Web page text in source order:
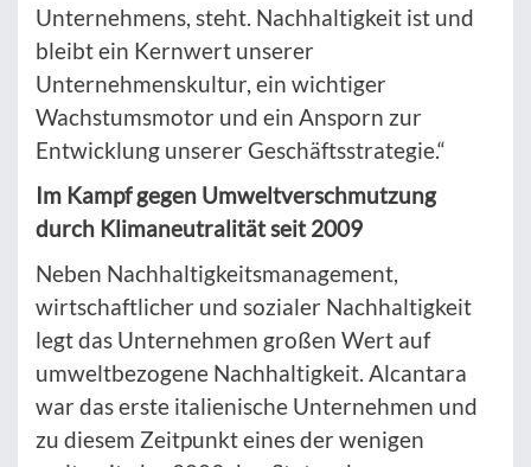
Unternehmens, steht. Nachhaltigkeit ist und
bleibt ein Kernwert unserer
Unternehmenskultur, ein wichtiger
Wachstumsmotor und ein Ansporn zur
Entwicklung unserer Geschäftsstrategie.“
Im Kampf gegen Umweltverschmutzung
durch Klimaneutralität seit 2009
Neben Nachhaltigkeitsmanagement,
wirtschaftlicher und sozialer Nachhaltigkeit
legt das Unternehmen großen Wert auf
umweltbezogene Nachhaltigkeit. Alcantara
war das erste italienische Unternehmen und
zu diesem Zeitpunkt eines der wenigen